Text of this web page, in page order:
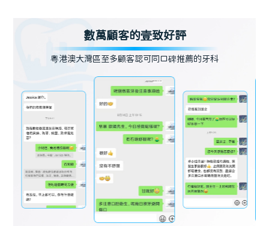
數萬顧客的壹致好評
粵港澳大灣區至多顧客認可同口碑推薦的牙科